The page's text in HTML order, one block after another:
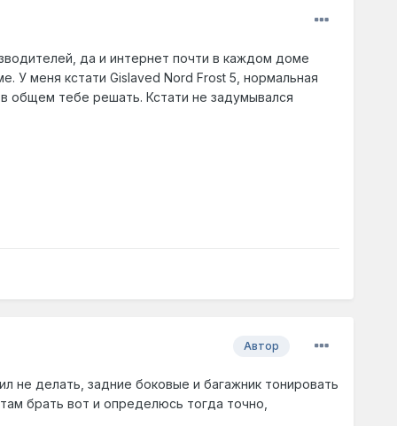
да и интернет почти в каждом доме
У меня кстати Gislaved Nord Frost 5, нормальная
общем тебе решать. Кстати не задумывался
Автор
не делать, задние боковые и багажник тонировать
брать вот и определюсь тогда точно,